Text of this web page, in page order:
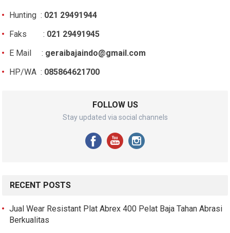
Hunting : 021 29491944
Faks : 021 29491945
E Mail : geraibajaindo@gmail.com
HP/WA : 085864621700
FOLLOW US
Stay updated via social channels
RECENT POSTS
Jual Wear Resistant Plat Abrex 400 Pelat Baja Tahan Abrasi
Berkualitas